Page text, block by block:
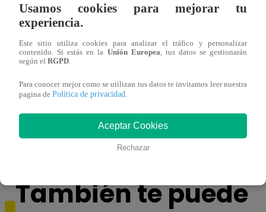
COMPLETO: Sábado 13 de enero |
final
También te puede
Usamos cookies para mejorar tu
experiencia.
Este sitio utiliza cookies para analizar el tráfico y personalizar
contenido. Si estás en la Unión Europea , tus datos se gestionarán
según el RGPD
Para conocer mejor como se utilizan tus datos te invitamos leer nuestra
pagina de Política de privacidad
Aceptar Cookies
Rechazar